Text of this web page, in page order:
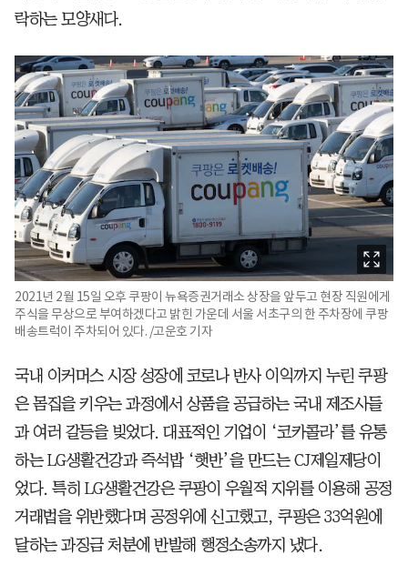
락하는 모양새다.
2021년 2월 15일 오후 쿠팡이 뉴욕증권거래소 상장을 앞두고 현장 직원에게
주식을 무상으로 부여하겠다고 밝힌 가운데 서울 서초구의 한 주차장에 쿠팡
배송트럭이 주차되어 있다. /고운호 기자
국내 이커머스 시장 성장에 코로나 반사 이익까지 누린 쿠팡
은 몸집을 키우는 과정에서 상품을 공급하는 국내 제조사들
과 여러 갈등을 빚었다. 대표적인 기업이 ‘코카콜라’를 유통
하는 LG생활건강과 즉석밥 ‘햇반’을 만드는 CJ제일제당이
었다. 특히 LG생활건강은 쿠팡이 우월적 지위를 이용해 공정
거래법을 위반했다며 공정위에 신고했고, 쿠팡은 33억원에
달하는 과징금 처분에 반발해 행정소송까지 냈다.